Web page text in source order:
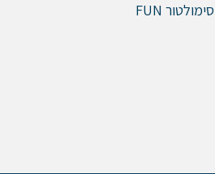
סימולטור FUN